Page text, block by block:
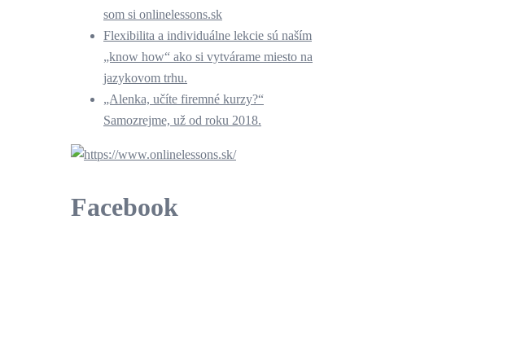
som si onlinelessons.sk
Flexibilita a individuálne lekcie sú naším
„know how“ ako si vytvárame miesto na
jazykovom trhu.
„Alenka, učíte firemné kurzy?“
Samozrejme, už od roku 2018.
Facebook